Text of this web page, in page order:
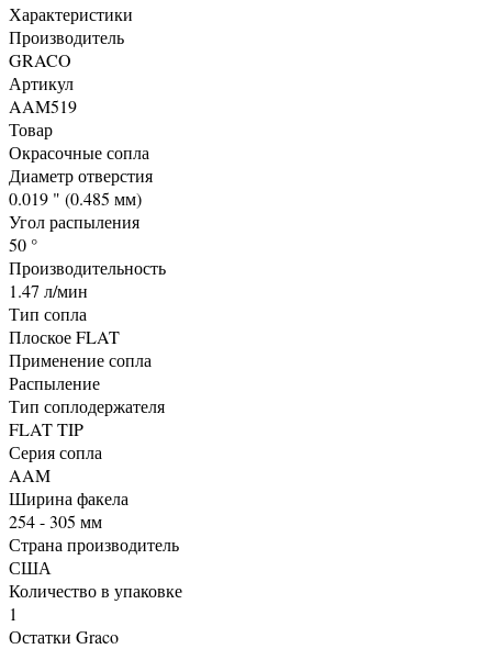
Характеристики
Производитель
GRACO
Артикул
AAM519
Товар
Окрасочные сопла
Диаметр отверстия
0.019 " (0.485 мм)
Угол распыления
50 °
Производительность
1.47 л/мин
Тип сопла
Плоское FLAT
Применение сопла
Распыление
Тип соплодержателя
FLAT TIP
Серия сопла
AAM
Ширина факела
254 - 305 мм
Страна производитель
США
Количество в упаковке
1
Остатки Graco